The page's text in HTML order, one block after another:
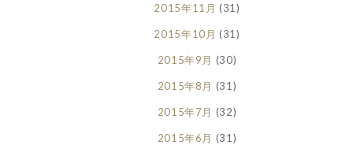
2015年11月 (31)
2015年10月 (31)
2015年9月 (30)
2015年8月 (31)
2015年7月 (32)
2015年6月 (31)